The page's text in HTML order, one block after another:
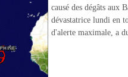
causé des dégâts aux
dévastatrice lundi en
d'alerte maximale, a